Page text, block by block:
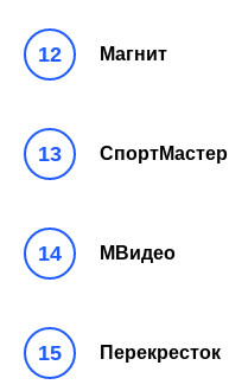
Магнит
СпортМастер
МВидео
Перекресток